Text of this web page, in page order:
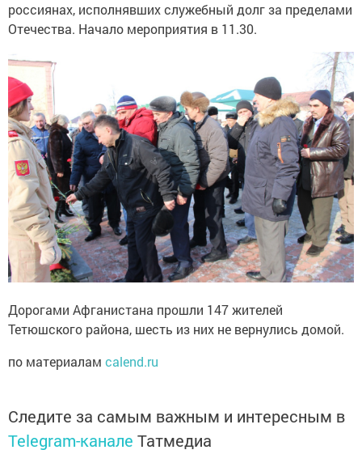
россиянах, исполнявших служебный долг за пределами
Отечества. Начало мероприятия в 11.30.
Дорогами Афганистана прошли 147 жителей
Тетюшского района, шесть из них не вернулись домой.
по материалам calend.ru
Следите за самым важным и интересным в
Telegram-канале Татмедиа